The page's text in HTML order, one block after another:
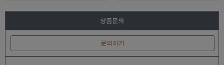
상품문의
문의하기